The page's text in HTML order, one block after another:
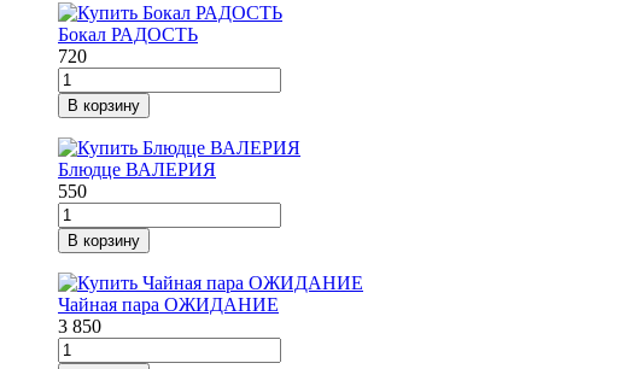
Бокал РАДОСТЬ
720
В корзину
Блюдце ВАЛЕРИЯ
550
В корзину
Чайная пара ОЖИДАНИЕ
3 850